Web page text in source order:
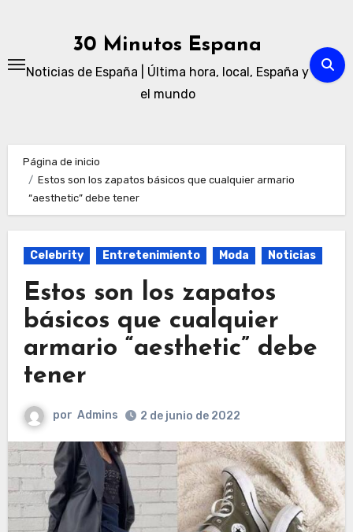
30 Minutos Espana
Noticias de España | Última hora, local, España y
el mundo
Página de inicio
Estos son los zapatos básicos que cualquier armario
“aesthetic” debe tener
Celebrity Entretenimiento Moda Noticias
Estos son los zapatos
básicos que cualquier
armario “aesthetic” debe
tener
por Admins 2 de junio de 2022